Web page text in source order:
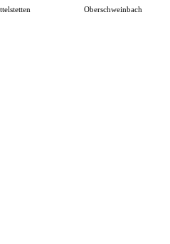
Oberschweinbach